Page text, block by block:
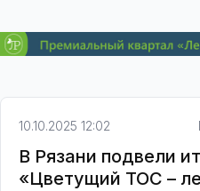
10.10.2025 12:02
В Рязани подвели
«Цветущий ТОС –